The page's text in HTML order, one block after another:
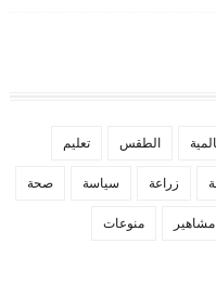
الطقس تعليم
زراعة سياسة صحة
مشاهير منوعات